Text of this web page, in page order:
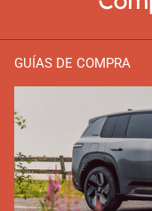
GUÍAS DE COMPRA